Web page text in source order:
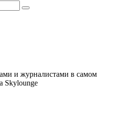
и журналистами в самом
Skylounge